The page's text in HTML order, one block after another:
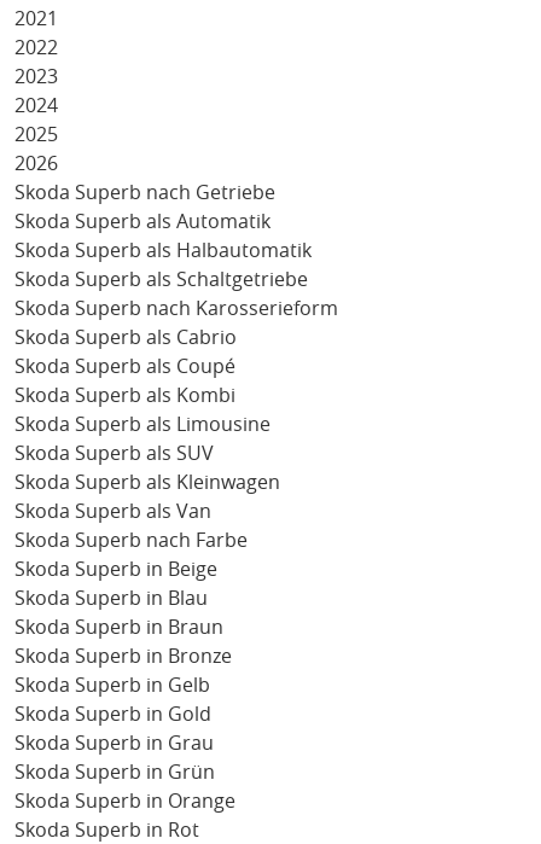
2021
2022
2023
2024
2025
2026
Skoda Superb nach Getriebe
Skoda Superb als Automatik
Skoda Superb als Halbautomatik
Skoda Superb als Schaltgetriebe
Skoda Superb nach Karosserieform
Skoda Superb als Cabrio
Skoda Superb als Coupé
Skoda Superb als Kombi
Skoda Superb als Limousine
Skoda Superb als SUV
Skoda Superb als Kleinwagen
Skoda Superb als Van
Skoda Superb nach Farbe
Skoda Superb in Beige
Skoda Superb in Blau
Skoda Superb in Braun
Skoda Superb in Bronze
Skoda Superb in Gelb
Skoda Superb in Gold
Skoda Superb in Grau
Skoda Superb in Grün
Skoda Superb in Orange
Skoda Superb in Rot